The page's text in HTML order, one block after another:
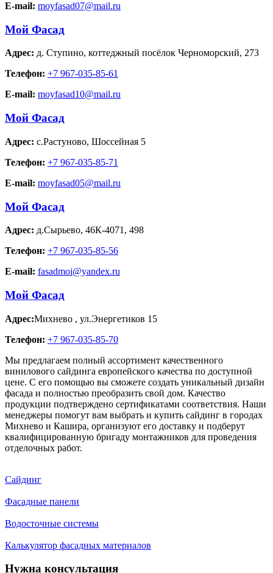
E-mail: moyfasad07@mail.ru
Мой Фасад
Адрес: д. Ступино, коттеджный посёлок Черноморский, 273
Телефон: +7 967-035-85-61
E-mail: moyfasad10@mail.ru
Мой Фасад
Адрес: с.Растуново, Шоссейная 5
Телефон: +7 967-035-85-71
E-mail: moyfasad05@mail.ru
Мой Фасад
Адрес: д.Сырьево, 46К-4071, 498
Телефон: +7 967-035-85-56
E-mail: fasadmoi@yandex.ru
Мой Фасад
Адрес:Михнево , ул.Энергетиков 15
Телефон: +7 967-035-85-70
Мы предлагаем полный ассортимент качественного
винилового сайдинга европейского качества по доступной
цене. С его помощью вы сможете создать уникальный дизайн
фасада и полностью преобразить свой дом. Качество
продукции подтверждено сертификатами соответствия. Наши
менеджеры помогут вам выбрать и купить сайдинг в городах
Михнево и Кашира, организуют его доставку и подберут
квалифицированную бригаду монтажников для проведения
отделочных работ.
Сайдинг
Фасадные панели
Водосточные системы
Калькулятор фасадных материалов
Нужна консультация